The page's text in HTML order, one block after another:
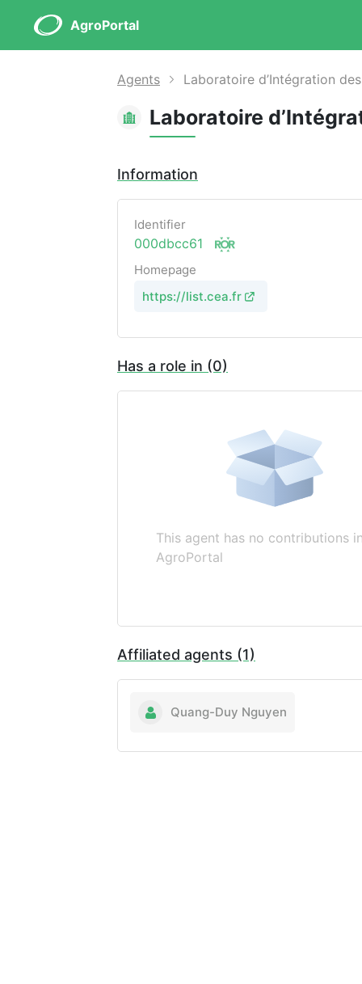
AgroPortal
Agents Laboratoire d’Intégration
Laboratoire
Information
Identifier
000dbcc61
Homepage
https://list.cea.fr
Has a role in (0)
This agent has no contributions
AgroPortal
Affiliated agents (1)
Quang-Duy Nguyen